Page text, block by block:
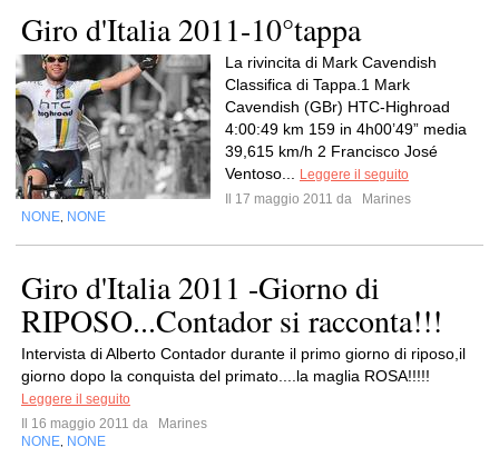
Giro d'Italia 2011-10°tappa
La rivincita di Mark Cavendish
Classifica di Tappa.1 Mark
Cavendish (GBr) HTC-Highroad
4:00:49 km 159 in 4h00’49” media
39,615 km/h 2 Francisco José
Ventoso...
Leggere il seguito
Il 17 maggio 2011 da
Marines
NONE NONE
Giro d'Italia 2011 -Giorno di
RIPOSO...Contador si racconta!!!
Intervista di Alberto Contador durante il primo giorno di riposo,il
giorno dopo la conquista del primato....la maglia ROSA!!!!!
Leggere il seguito
Il 16 maggio 2011 da
Marines
NONE NONE